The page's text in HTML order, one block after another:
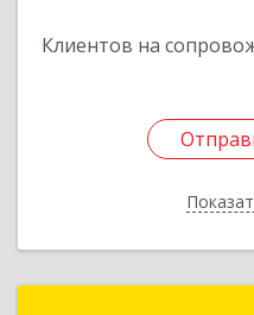
Клиентов на